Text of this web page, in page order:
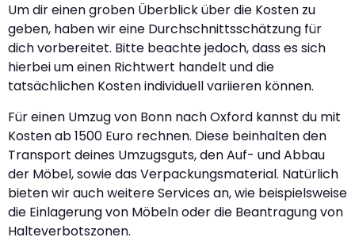
Um dir einen groben Überblick über die Kosten zu
geben, haben wir eine Durchschnittsschätzung für
dich vorbereitet. Bitte beachte jedoch, dass es sich
hierbei um einen Richtwert handelt und die
tatsächlichen Kosten individuell variieren können.
Für einen Umzug von Bonn nach Oxford kannst du mit
Kosten ab 1500 Euro rechnen. Diese beinhalten den
Transport deines Umzugsguts, den Auf- und Abbau
der Möbel, sowie das Verpackungsmaterial. Natürlich
bieten wir auch weitere Services an, wie beispielsweise
die Einlagerung von Möbeln oder die Beantragung von
Halteverbotszonen.